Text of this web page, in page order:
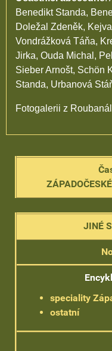
Benedikt Standa,
Doležal Zdeněk,
Vondrážková Táňa,
Jirka, Ouda Michal,
Sieber Arnošt, Schön
Standa, Urbanová
Fotogalerii z
JINÉ
speciality
ostatní